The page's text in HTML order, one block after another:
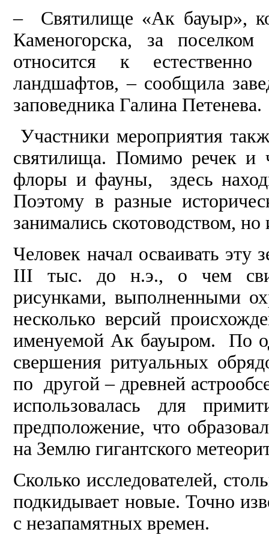
– Святилище «Ак бауыр»,
Каменогорска, за
относится к
ландшафтов, – сообщила
заповедника Галина Петенева.
Участники мероприятия
святилища. Помимо речек и
флоры и фауны, здесь
Поэтому в разные
занимались скотоводством,
Человек начал осваивать эту
III тыс. до н.э., о чем
рисунками, выполненными
несколько версий
именуемой Ак бауыром. По
свершения ритуальных
по другой – древней
использовалась для
предположение, что
на Землю гигантского
Сколько исследователей,
подкидывает новые. Точно
с незапамятных времен.